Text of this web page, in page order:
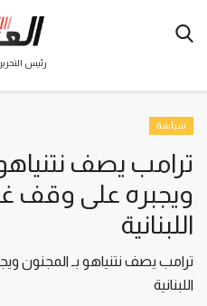
رئيس
سياسة
ترامب يصف
ويجبره على وقف
اللبنانية
ترامب يصف نتنياهو بـ المجنون
اللبنانية